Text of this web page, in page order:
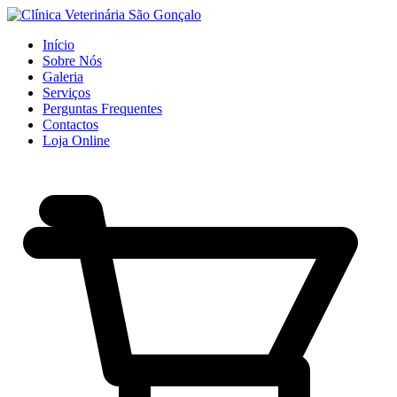
Início
Sobre Nós
Galeria
Serviços
Perguntas Frequentes
Contactos
Loja Online